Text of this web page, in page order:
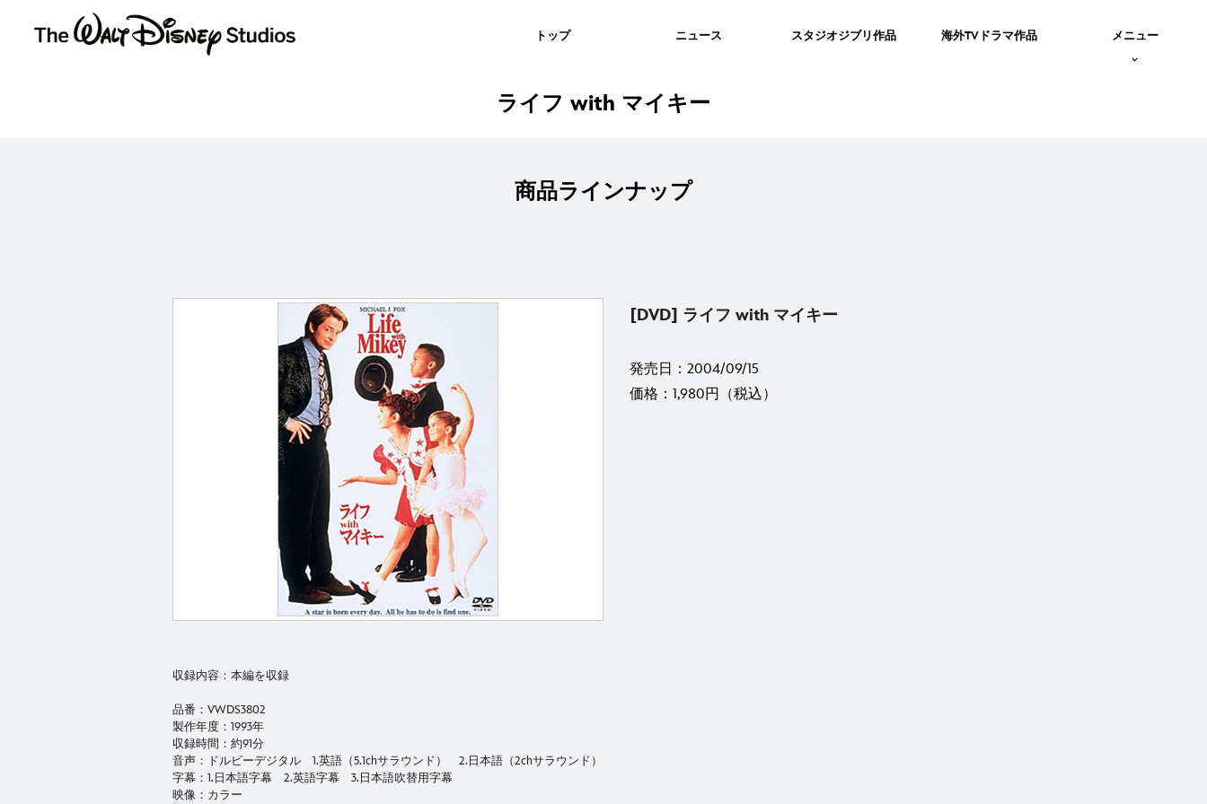
トップ ニュース スタジオジブリ作品 海外TVドラマ作品 メニュー
ライフ with マイキー
商品ラインナップ
[DVD] ライフ with マイキー
発売日：2004/09/15
価格：1,980円（税込）
収録内容：本編を収録
品番：VWDS3802
製作年度：1993年
収録時間：約91分
音声：ドルビーデジタル 1.英語（5.1chサラウンド） 2.日本語（2chサラウンド）
字幕：1.日本語字幕 2.英語字幕 3.日本語吹替用字幕
映像：カラー